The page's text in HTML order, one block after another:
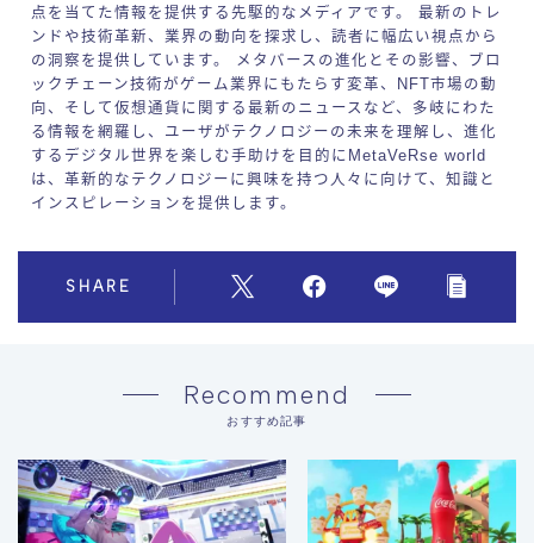
点を当てた情報を提供する先駆的なメディアです。 最新のトレ
ンドや技術革新、業界の動向を探求し、読者に幅広い視点から
の洞察を提供しています。 メタバースの進化とその影響、ブロ
ックチェーン技術がゲーム業界にもたらす変革、NFT市場の動
向、そして仮想通貨に関する最新のニュースなど、多岐にわた
る情報を網羅し、ユーザがテクノロジーの未来を理解し、進化
するデジタル世界を楽しむ手助けを目的にMetaVeRse world
は、革新的なテクノロジーに興味を持つ人々に向けて、知識と
インスピレーションを提供します。
SHARE
Recommend
おすすめ記事